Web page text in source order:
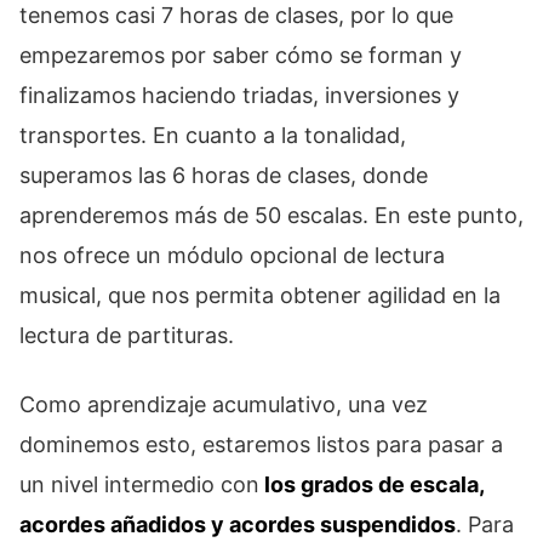
tenemos casi 7 horas de clases, por lo que
empezaremos por saber cómo se forman y
finalizamos haciendo triadas, inversiones y
transportes. En cuanto a la tonalidad,
superamos las 6 horas de clases, donde
aprenderemos más de 50 escalas. En este punto,
nos ofrece un módulo opcional de lectura
musical, que nos permita obtener agilidad en la
lectura de partituras.
Como aprendizaje acumulativo, una vez
dominemos esto, estaremos listos para pasar a
un nivel intermedio con los grados de escala,
acordes añadidos y acordes suspendidos. Para